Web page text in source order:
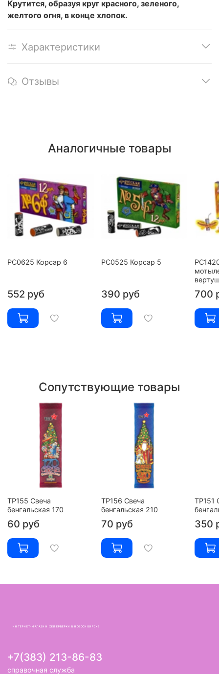
Крутится, образуя круг красного, зеленого,
желтого огня, в конце хлопок.
Характеристики
Отзывы
Аналогичные товары
РС0625 Корсар 6
552 руб
РС0525 Корсар 5
390 руб 700
Сопутствующие товары
ТР155 Свеча
бенгальская 170
60 руб
ТР156 Свеча
бенгальская 210
70 руб
ТР151
350
ИНТЕРНЕТ-МАГАЗИН ФЕЙЕРВЕРКИ В НОВОСИБИРСКЕ
+7(383) 213-86-83
справочная служба